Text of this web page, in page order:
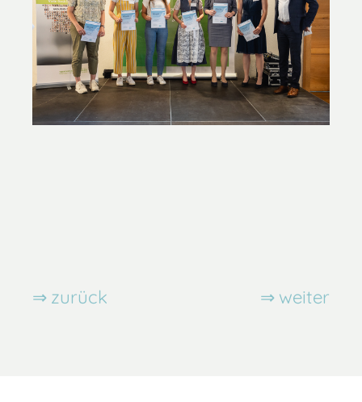
zurück weiter